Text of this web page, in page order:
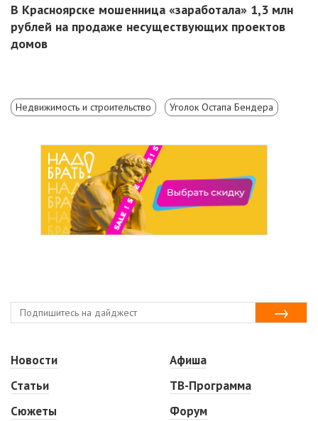
В Красноярске мошенница «заработала» 1,3 млн
рублей на продаже несуществующих проектов
домов
Недвижимость и строительство Уголок Остапа Бендера
Новости
Статьи
Сюжеты
Афиша
ТВ-Программа
Форум